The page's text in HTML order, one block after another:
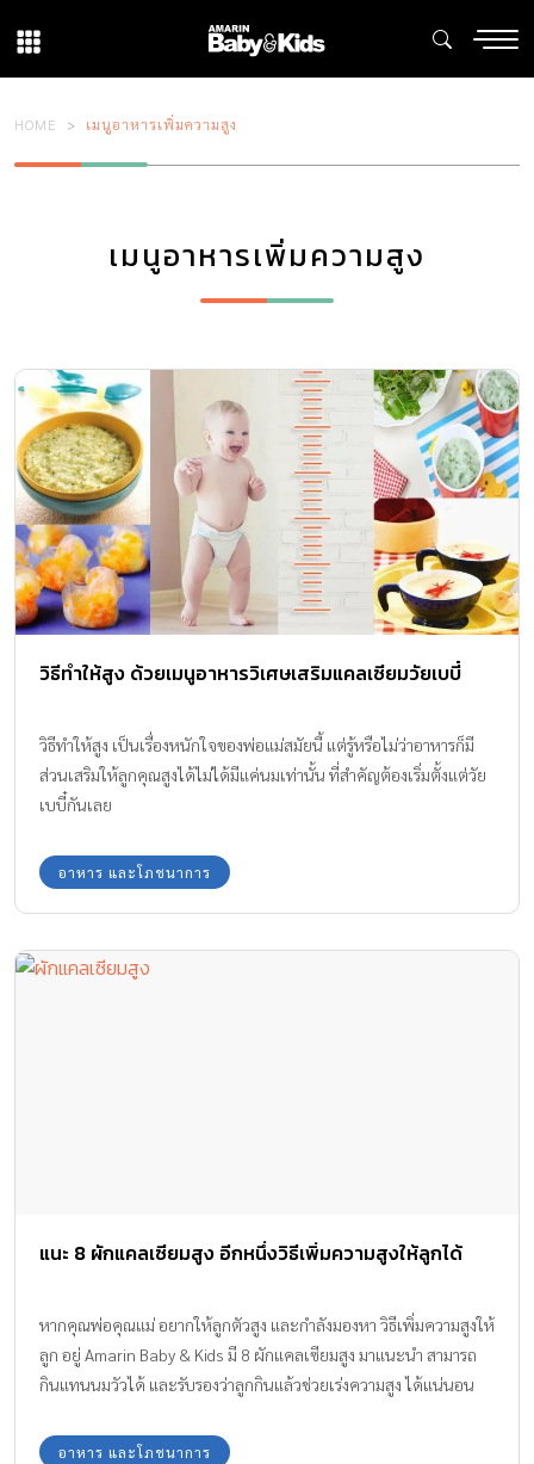
HOME เมนูอาหารเพิ่มความสูง
เมนูอาหารเพิ่มความสูง
วิธีทำให้สูง ด้วยเมนูอาหารวิเศษเสริมแคลเซียมวัยเบบี๋
วิธีทำให้สูง เป็นเรื่องหนักใจของพ่อแม่สมัยนี้ แต่รู้หรือไม่ว่าอาหารก็มี
ส่วนเสริมให้ลูกคุณสูงได้ไม่ได้มีแค่นมเท่านั้น ที่สำคัญต้องเริ่มตั้งแต่วัย
เบบี๋กันเลย
อาหาร และโภชนาการ
แนะ 8 ผักแคลเซียมสูง อีกหนึ่งวิธีเพิ่มความสูงให้ลูกได้
หากคุณพ่อคุณแม่ อยากให้ลูกตัวสูง และกำลังมองหา วิธีเพิ่มความสูงให้
ลูก อยู่ Amarin Baby & Kids มี 8 ผักแคลเซียมสูง มาแนะนำ สามารถ
กินแทนนมวัวได้ และรับรองว่าลูกกินแล้วช่วยเร่งความสูง ได้แน่นอน
อาหาร และโภชนาการ